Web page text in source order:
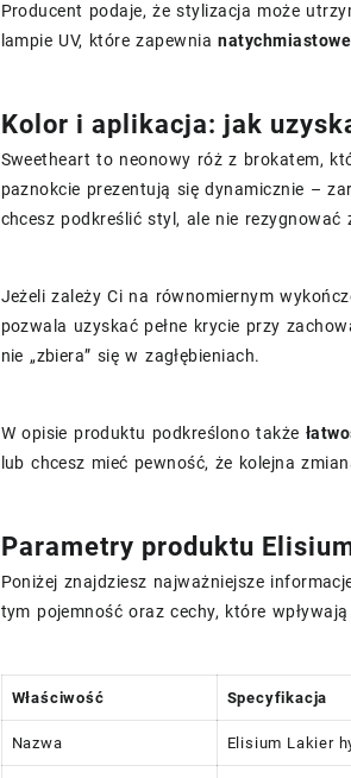
Producent podaje, że stylizacja może
lampie UV, które zapewnia
Kolor i aplikacja: jak
Sweetheart to neonowy róż z brokatem,
paznokcie prezentują się dynamicznie –
chcesz podkreślić styl, ale nie
Jeżeli zależy Ci na równomiernym
pozwala uzyskać pełne krycie przy
nie „zbiera” się w zagłębieniach.
W opisie produktu podkreślono także
lub chcesz mieć pewność, że kolejna
Parametry produktu
Poniżej znajdziesz najważniejsze
tym pojemność oraz cechy, które
Właściwość Specyfikacja
Nazwa Elisium Lakier